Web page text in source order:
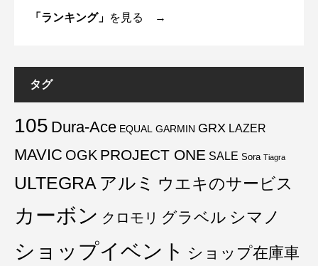
「ランキング」 を見る →
タグ
105 Dura-Ace EQUAL GARMIN GRX LAZER
MAVIC OGK PROJECT ONE SALE Sora Tiagra
ULTEGRA アルミ ウエキのサービス
カーボン クロモリ グラベル シマノ
ショップイベント ショップ在庫車